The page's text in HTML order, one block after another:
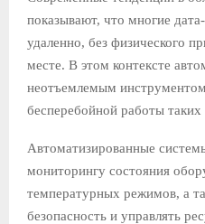
показывают, что многие
удаленно, без физического
месте. В этом контексте
неотъемлемым
бесперебойной работы таких
Автоматизированные
мониторингу состояния
температурных режимов, а
безопасность и управлять